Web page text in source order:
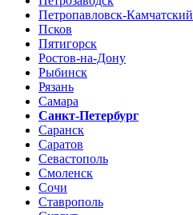
Петропавловск-Камчатский
Псков
Пятигорск
Ростов-на-Дону
Рыбинск
Рязань
Самара
Санкт-Петербург
Саранск
Саратов
Севастополь
Смоленск
Сочи
Ставрополь